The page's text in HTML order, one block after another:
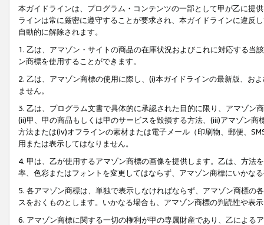
本ガイドラインは、プログラム・コンテンツの一部として甲が乙に提
ラインは常に厳密に遵守することが要求され、本ガイドラインに違反
自動的に解除されます。
1. 乙は、アマゾン・サイトの商品の在庫状況およびこれに対応する
ン商標を使用することができます。
2. 乙は、アマゾン商標の使用に際し、(i)本ガイドラインの最新版、お
ません。
3. 乙は、プログラム文書で具体的に承認された目的に限り、アマゾン
(ii)甲、甲の商品もしくは甲のサービスを毀損する方法、(iii)アマゾン
方法または(iv)オフラインの素材または電子メール（印刷物、郵便、
用または表示してはなりません。
4. 甲は、乙が使用するアマゾン商標の画像を提供します。乙は、方
率、色彩またはフォントを変更してはならず、アマゾン商標にいかな
5. 各アマゾン商標は、単独で表示しなければならず、アマゾン商標
スをおくものとします。いかなる場合も、アマゾン商標の判読性や表
6. アマゾン商標に関する一切の権利が甲の専属財産であり、乙による